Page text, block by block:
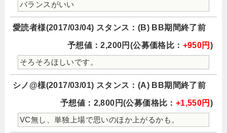
バランスがいい
愛読者様(2017/03/04) スタンス：(B) BB期間終了前
予想値：2,200円(公募価格比： +950円 )
そろそろほしいです。
シノ@様(2017/03/01) スタンス：(A) BB期間終了前
予想値：2,800円(公募価格比： +1,550円 )
VC無し、単独上場で思いのほか上がるかも。